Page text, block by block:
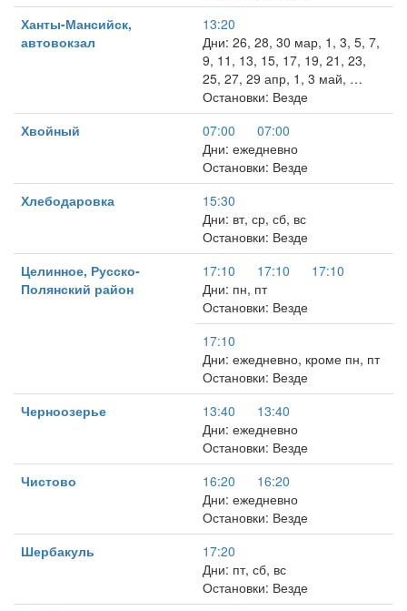
Ханты-Мансийск,
автовокзал
13:20
Дни: 26, 28, 30 мар, 1, 3, 5, 7,
9, 11, 13, 15, 17, 19, 21, 23,
25, 27, 29 апр, 1, 3 май, …
Остановки: Везде
Хвойный
07:00
07:00
Дни: ежедневно
Остановки: Везде
Хлебодаровка
15:30
Дни: вт, ср, сб, вс
Остановки: Везде
Целинное, Русско-
Полянский район
17:10 17:10
17:10
Дни: пн, пт
Остановки: Везде
17:10
Дни: ежедневно, кроме пн, пт
Остановки: Везде
Черноозерье
13:40
13:40
Дни: ежедневно
Остановки: Везде
Чистово
16:20
16:20
Дни: ежедневно
Остановки: Везде
Шербакуль
17:20
Дни: пт, сб, вс
Остановки: Везде